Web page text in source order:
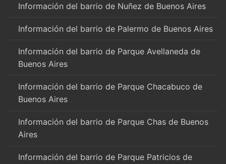
Información del barrio de Nuñez de Buenos Aires
Información del barrio de Palermo de Buenos Aires
Información del barrio de Parque Avellaneda de
Buenos Aires
Información del barrio de Parque Chacabuco de
Buenos Aires
Información del barrio de Parque Chas de Buenos
Aires
Información del barrio de Parque Patricios de